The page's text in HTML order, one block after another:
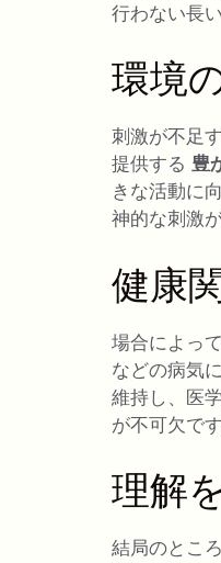
行わない長
環境
刺激が不足
提供する 豊
きな活動に
神的な刺激
健康
場合によっ
などの病気
維持し、医
が不可欠です
理解
結局のとこ